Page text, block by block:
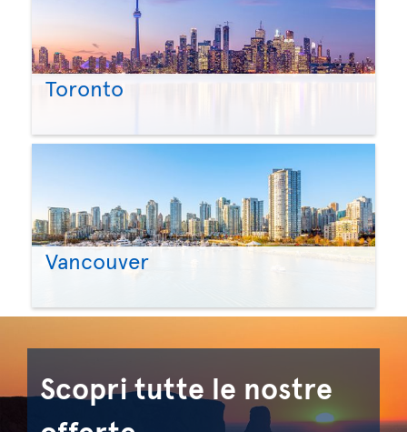
Toronto
Vancouver
Scopri tutte le nostre